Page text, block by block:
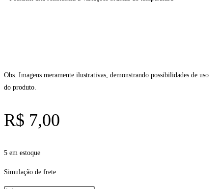
Obs. Imagens meramente ilustrativas, demonstrando possibilidades de uso
do produto.
R$ 7,00
5 em estoque
Simulação de frete